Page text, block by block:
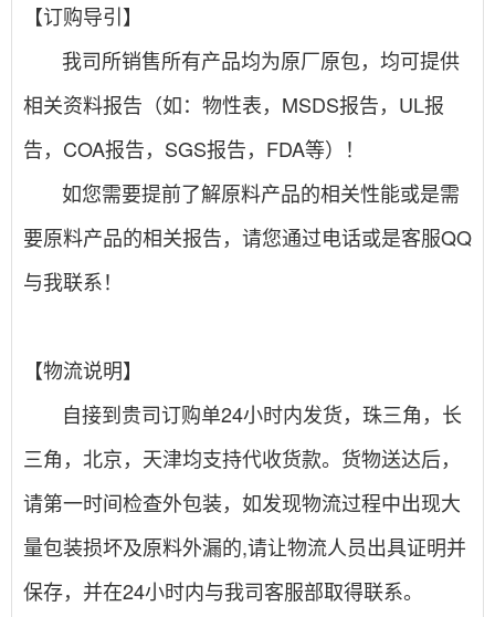
【订购导引】
我司所销售所有产品均为原厂原包，均可提供
相关资料报告（如：物性表，MSDS报告，UL报
告，COA报告，SGS报告，FDA等）！
如您需要提前了解原料产品的相关性能或是需
要原料产品的相关报告，请您通过电话或是客服QQ
与我联系！
【物流说明】
自接到贵司订购单24小时内发货，珠三角，长
三角，北京，天津均支持代收货款。货物送达后，
请第一时间检查外包装，如发现物流过程中出现大
量包装损坏及原料外漏的,请让物流人员出具证明并
保存，并在24小时内与我司客服部取得联系。